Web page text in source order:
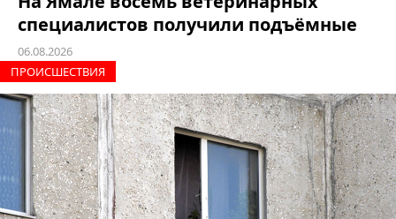
специалистов получили подъёмные
06.08.2026
ПРОИCШЕСТВИЯ